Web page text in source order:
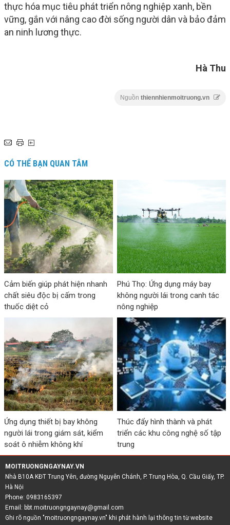
thực hóa mục tiêu phát triển nông nghiệp xanh, bền
vững, gắn với nâng cao đời sống người dân và bảo đảm
an ninh lương thực.
Hà Thu
Nguồn thiennhienmoitruong.vn
CÓ THỂ BẠN QUAN TÂM
Cảm biến giúp phát hiện nhanh
chất siêu độc bị cấm trong
thuốc diệt cỏ
Phú Thọ: Ứng dụng máy bay
không người lái trong canh tác
nông nghiệp
Ứng dụng thiết bị bay không
người lái trong giám sát, kiểm
soát ô nhiễm không khí
Thúc đẩy hình thành và phát
triển các khu công nghệ số tập
trung
MOITRUONGNGAYNAY.VN
Nhà B10A KĐT Trung Yên, đường Nguyễn Chánh, P. Trung Hòa, Q. Cầu Giấy, TP.
Hà Nội
Phone: 0983165397
Email: bbt.moitruongngaynay@gmail.com
Ghi rõ nguồn "moitruongngaynay.vn" khi phát hành lại thông tin từ website